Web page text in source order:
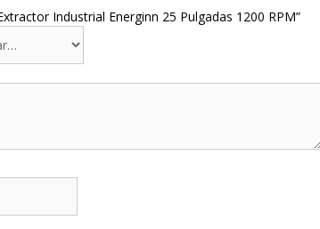
Industrial Energinn 25 Pulgadas 1200 RPM”